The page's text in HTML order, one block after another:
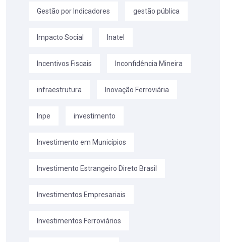
Gestão por Indicadores gestão pública
Impacto Social Inatel
Incentivos Fiscais Inconfidência Mineira
infraestrutura Inovação Ferroviária
Inpe investimento
Investimento em Municípios
Investimento Estrangeiro Direto Brasil
Investimentos Empresariais
Investimentos Ferroviários